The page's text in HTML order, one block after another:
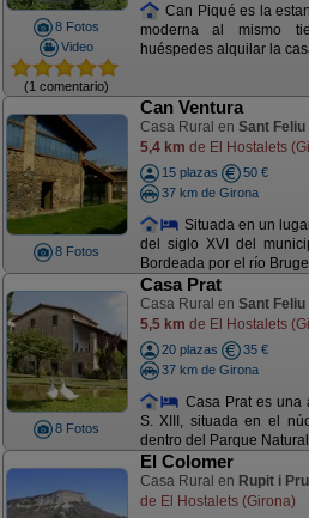
8 Fotos
Video
(1 comentario)
Can Piqué es la
moderna al mismo
huéspedes alquilar la
8 Fotos
Can Ventura
Casa Rural en Sant
5,4 km de El Hostalets
15 plazas
50 €
37 km de Girona
Situada en un
del siglo XVI del
Bordeada por el río
8 Fotos
Casa Prat
Casa Rural en Sant
5,5 km de El Hostalets
20 plazas
35 €
37 km de Girona
Casa Prat es una
S. XIII, situada en el
dentro del Parque
El Colomer
Casa Rural en Rupit i
de El Hostalets (Girona)